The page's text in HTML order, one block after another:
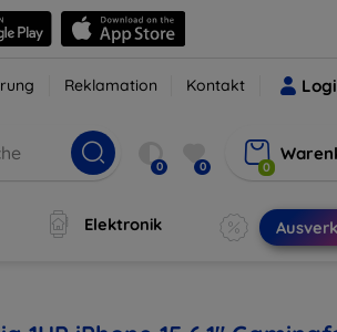
Reklamation Kontakt
0 0 0
Elektronik